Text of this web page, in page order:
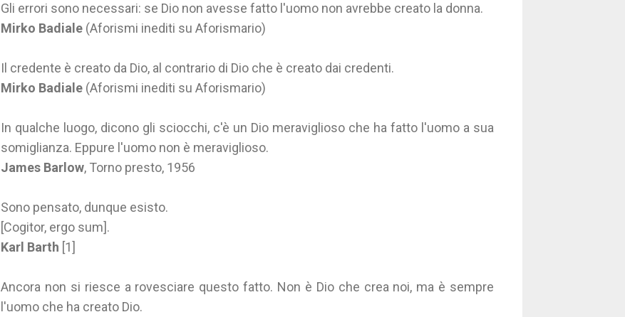
Gli errori sono necessari: se Dio non avesse fatto l'uomo non avrebbe creato la donna.
Mirko Badiale (Aforismi inediti su Aforismario)
Il credente è creato da Dio, al contrario di Dio che è creato dai credenti.
Mirko Badiale (Aforismi inediti su Aforismario)
In qualche luogo, dicono gli sciocchi, c'è un Dio meraviglioso che ha fatto l'uomo a sua
somiglianza. Eppure l'uomo non è meraviglioso.
James Barlow, Torno presto, 1956
Sono pensato, dunque esisto.
[Cogitor, ergo sum].
Karl Barth [1]
Ancora non si riesce a rovesciare questo fatto. Non è Dio che crea noi, ma è sempre
l'uomo che ha creato Dio.